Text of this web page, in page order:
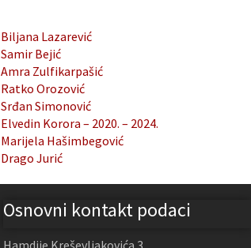
Biljana Lazarević
Samir Bejić
Amra Zulfikarpašić
Ratko Orozović
Srđan Simonović
Elvedin Korora – 2020. – 2024.
Marijela Hašimbegović
Drago Jurić
Osnovni kontakt podaci